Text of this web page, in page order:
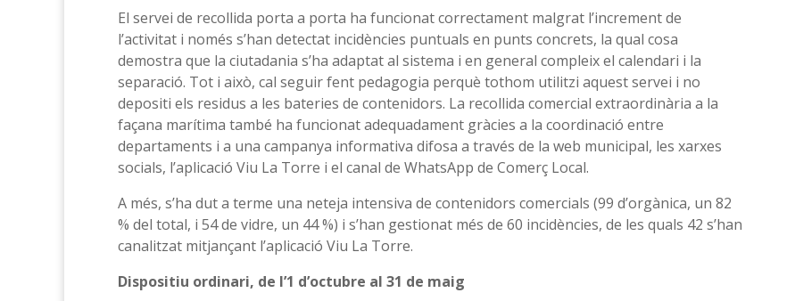
El servei de recollida porta a porta ha funcionat correctament malgrat l’increment de
l’activitat i només s’han detectat incidències puntuals en punts concrets, la qual cosa
demostra que la ciutadania s’ha adaptat al sistema i en general compleix el calendari i la
separació. Tot i això, cal seguir fent pedagogia perquè tothom utilitzi aquest servei i no
depositi els residus a les bateries de contenidors. La recollida comercial extraordinària a la
façana marítima també ha funcionat adequadament gràcies a la coordinació entre
departaments i a una campanya informativa difosa a través de la web municipal, les xarxes
socials, l’aplicació Viu La Torre i el canal de WhatsApp de Comerç Local.
A més, s’ha dut a terme una neteja intensiva de contenidors comercials (99 d’orgànica, un 82
% del total, i 54 de vidre, un 44 %) i s’han gestionat més de 60 incidències, de les quals 42 s’han
canalitzat mitjançant l’aplicació Viu La Torre.
Dispositiu ordinari, de l’1 d’octubre al 31 de maig